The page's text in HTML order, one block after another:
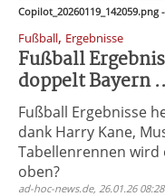
Copilot_20260119_142059.png
Fußball, Ergebnisse
Fußball
doppelt Bayern
Fußball Ergebnisse
dank Harry Kane,
Tabellenrennen wird
oben?
ad-hoc-news.de, 26.01.26